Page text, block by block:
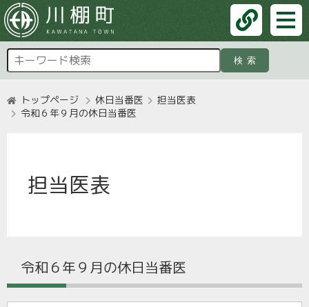
検索
トップページ 休日当番医
担当医表
令和６年９月の休日当番医
担当医表
令和６年９月の休日当番医